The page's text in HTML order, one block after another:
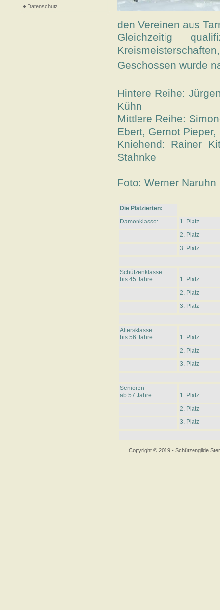
Datenschutz
den Vereinen aus
Gleichzeitig
Geschossen wurde
Hintere Reihe:
Kühn
Mittlere Reihe:
Ebert, Gernot
Kniehend: Rainer
Stahnke
Foto: Werner Naruhn
Die Platzierten:
Damenklasse:
1. Platz
2. Platz
3. Platz
Schützenklasse
bis 45 Jahre:
1. Platz
2. Platz
3. Platz
Altersklasse
bis 56 Jahre:
1. Platz
2. Platz
3. Platz
Senioren
ab 57 Jahre:
1. Platz
2. Platz
3. Platz
Copyright © 2019 - Schützengilde